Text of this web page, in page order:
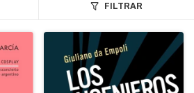
FILTRAR